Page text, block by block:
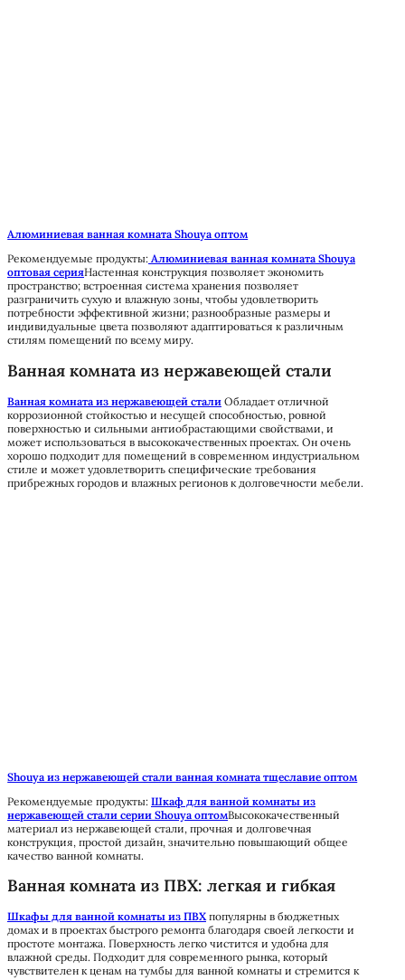
Алюминиевая ванная комната Shouya оптом
Рекомендуемые продукты: Алюминиевая ванная комната Shouya
оптовая серияНастенная конструкция позволяет экономить
пространство; встроенная система хранения позволяет
разграничить сухую и влажную зоны, чтобы удовлетворить
потребности эффективной жизни; разнообразные размеры и
индивидуальные цвета позволяют адаптироваться к различным
стилям помещений по всему миру.
Ванная комната из нержавеющей стали
Ванная комната из нержавеющей стали Обладает отличной
коррозионной стойкостью и несущей способностью, ровной
поверхностью и сильными антиобрастающими свойствами, и
может использоваться в высококачественных проектах. Он очень
хорошо подходит для помещений в современном индустриальном
стиле и может удовлетворить специфические требования
прибрежных городов и влажных регионов к долговечности мебели.
Shouya из нержавеющей стали ванная комната тщеславие оптом
Рекомендуемые продукты: Шкаф для ванной комнаты из
нержавеющей стали серии Shouya оптомВысококачественный
материал из нержавеющей стали, прочная и долговечная
конструкция, простой дизайн, значительно повышающий общее
качество ванной комнаты.
Ванная комната из ПВХ: легкая и гибкая
Шкафы для ванной комнаты из ПВХпопулярны в бюджетных
домах и в проектах быстрого ремонта благодаря своей легкости и
простоте монтажа. Поверхность легко чистится и удобна для
влажной среды. Подходит для современного рынка, который
чувствителен к ценам на тумбы для ванной комнаты и стремится к